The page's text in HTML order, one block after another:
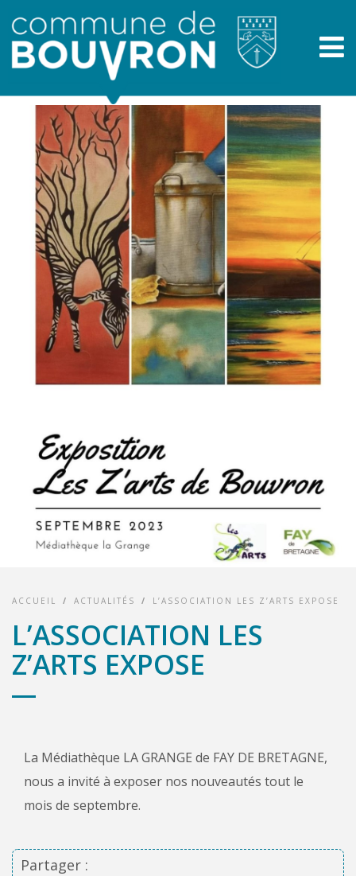
ACCUEIL / ACTUALITÉS / L’ASSOCIATION LES Z’ARTS EXPOSE
L’ASSOCIATION LES
Z’ARTS EXPOSE
La Médiathèque LA GRANGE de FAY DE BRETAGNE,
nous a invité à exposer nos nouveautés tout le
mois de septembre.
Partager :